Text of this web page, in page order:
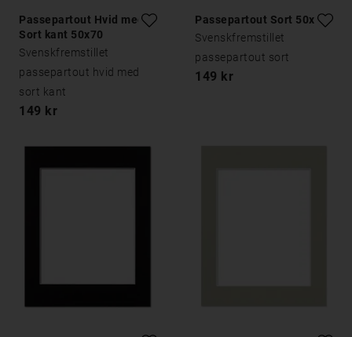
Passepartout Hvid med
Sort kant 50x70
Svenskfremstillet
passepartout hvid med
sort kant
149 kr
Passepartout Sort 50x70
Svenskfremstillet
passepartout sort
149 kr